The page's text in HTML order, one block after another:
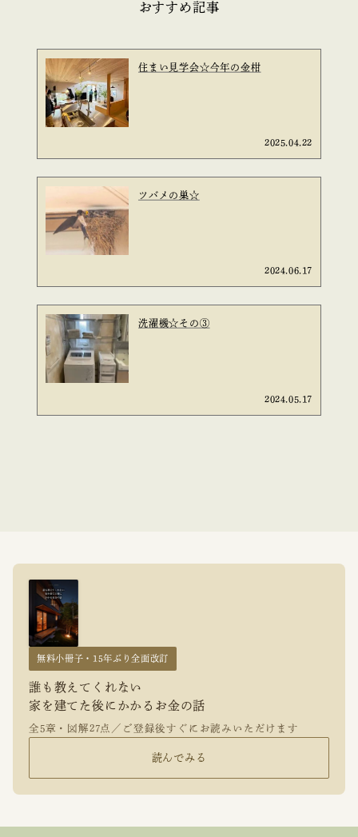
おすすめ記事
住まい見学会☆今年の金柑
2025.04.22
ツバメの巣☆
2024.06.17
洗濯機☆その③
2024.05.17
無料小冊子・15年ぶり全面改訂
誰も教えてくれない
家を建てた後にかかるお金の話
全5章・図解27点／ご登録後すぐにお読みいただけます
読んでみる